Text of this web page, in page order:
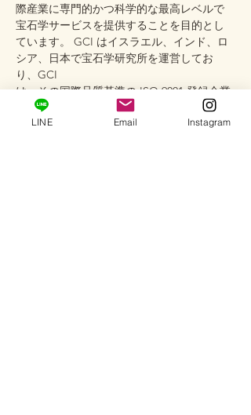
際産業に専門的かつ科学的な最高レベルで
宝石学サービスを提供することを目的とし
ています。 GCI はイスラエル、インド、ロ
シア、日本で宝石学研究所を運営してお
り、GCI
は、その国際品質基準の ISO 9001 登録企業
であり、AGL およびGIA カット グレーディ
ング基準の厳格な規制、および世界ダイヤ
LINE Email Instagram